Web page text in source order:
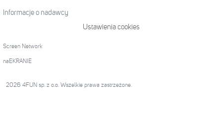
Informacje o nadawcy
Ustawienia cookies
Screen Network
naEKRANIE
2026 4FUN sp. z o.o. Wszelkie prawa zastrzeżone.